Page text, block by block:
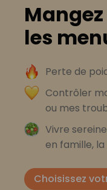
les
Perte de
Contrôler
ou mes
Vivre
en famille,
Choisissez